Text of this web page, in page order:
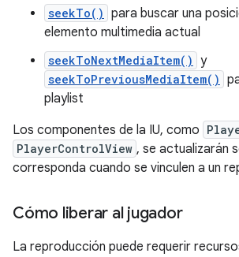
seekTo() para buscar una
elemento multimedia actual
seekToNextMediaItem() y
seekToPreviousMediaItem()
playlist
Los componentes de la IU, como
PlayerControlView , se actualizarán
corresponda cuando se vinculen a un
Cómo liberar al jugador
La reproducción puede requerir